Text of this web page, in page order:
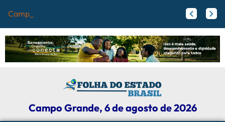
Campo Grande reg
Campo Grande, 6 de agosto de 2026